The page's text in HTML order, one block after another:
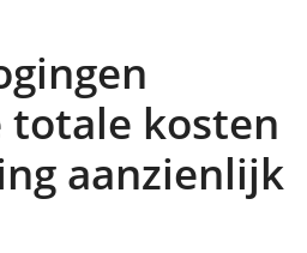
totale kosten
aanzienlijk